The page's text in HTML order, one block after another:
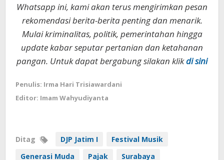
Whatsapp ini, kami akan terus mengirimkan pesan
rekomendasi berita-berita penting dan menarik.
Mulai kriminalitas, politik, pemerintahan hingga
update kabar seputar pertanian dan ketahanan
pangan. Untuk dapat bergabung silakan klikdi sini
Penulis: Irma Hari Trisiawardani
Editor: Imam Wahyudiyanta
Ditag DJP Jatim I
Festival Musik
Generasi Muda
Pajak Surabaya